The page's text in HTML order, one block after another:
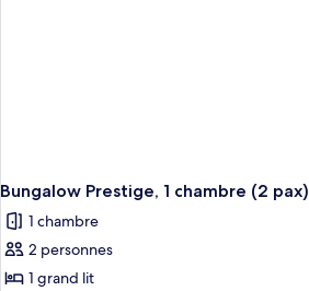
Bungalow Prestige, 1 chambre (2 pax)
1 chambre
2 personnes
1 grand lit